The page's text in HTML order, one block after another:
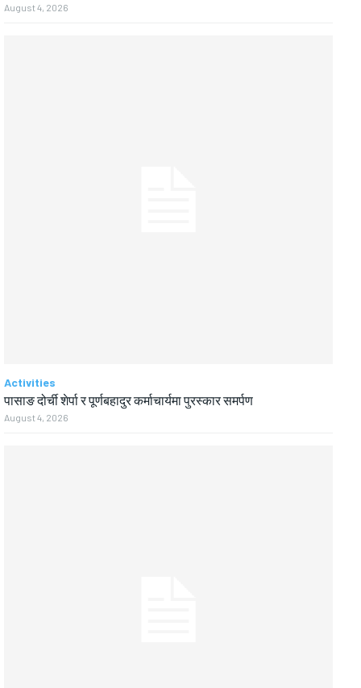
August 4, 2026
Activities
पासाङ दोर्ची शेर्पा र पूर्णबहादुर कर्माचार्यमा पुरस्कार समर्पण
August 4, 2026